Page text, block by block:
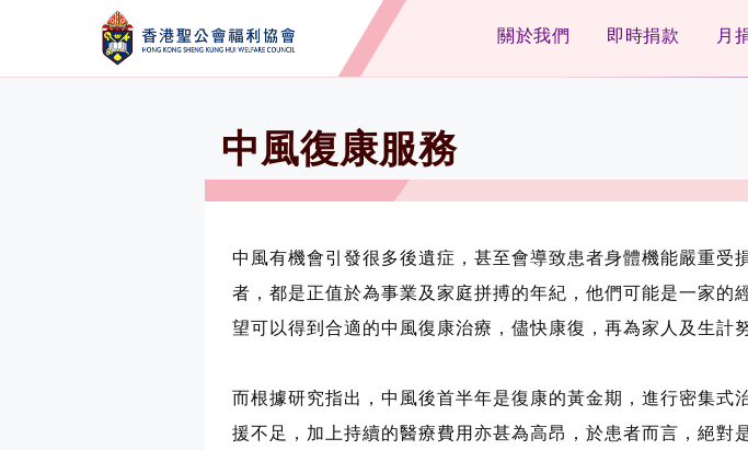
關於我們 即時捐款 月
中風復康服務
中風有機會引發很多後遺症，甚至會導致患者身體機能嚴重
者，都是正值於為事業及家庭拼搏的年紀，他們可能是一家
望可以得到合適的中風復康治療，儘快康復，再為家人及生計
而根據研究指出，中風後首半年是復康的黃金期，進行密集
援不足，加上持續的醫療費用亦甚為高昂，於患者而言，絕